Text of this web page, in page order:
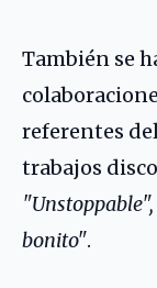
También se
referentes
trabajos
bonito".